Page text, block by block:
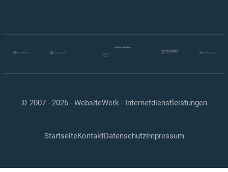
© 2007 - 2026 - WebsiteWerk - Internetdienstleistungen
StartseiteKontaktDatenschutzImpressum